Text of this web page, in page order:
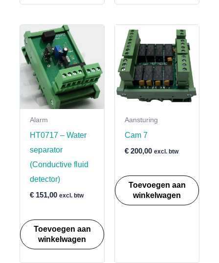
Alarm
HT0717 – Water
separator
(Conductive fluid
detector)
€151,00 excl. btw
Toevoegen aan
winkelwagen
Aansturing
Cam 7
€200,00 excl. btw
Toevoegen aan
winkelwagen